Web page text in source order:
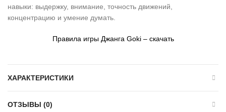
навыки: выдержку, внимание, точность движений,
концентрацию и умение думать.
Правила игры Джанга Goki – скачать
ХАРАКТЕРИСТИКИ
ОТЗЫВЫ (0)